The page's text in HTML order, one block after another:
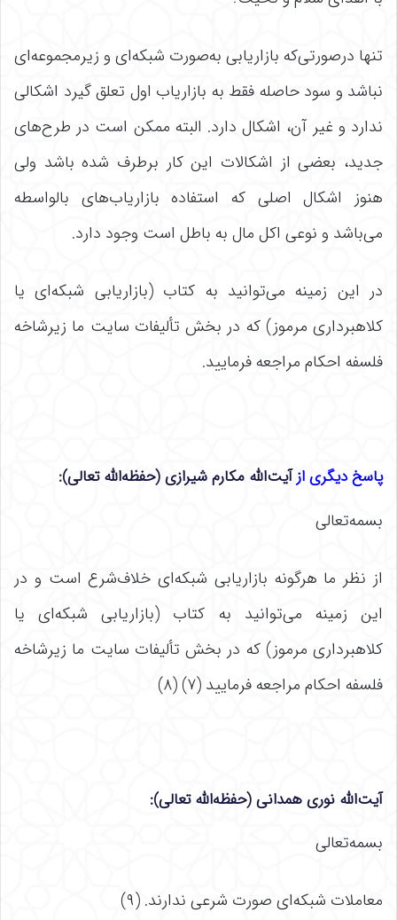
تنها درصورتی‌که بازاریابی به‌صورت شبکه‌ای و زیرمجموعه‌ای
نباشد و سود حاصله فقط به بازاریاب اول تعلق گیرد اشکالی
ندارد و غیر آن، اشکال دارد. البته ممکن است در طرح‌های
جدید، بعضی از اشکالات این کار برطرف شده باشد ولی
هنوز اشکال اصلی که استفاده بازاریاب‌های بالواسطه
می‌باشد و نوعی اکل مال به باطل است وجود دارد.
در این زمینه می‌توانید به کتاب (بازاریابی شبکه‌ای یا
کلاهبرداری مرموز) که در بخش تألیفات سایت ما زیرشاخه
فلسفه احکام مراجعه فرمایید.
پاسخ دیگری ازآیت‌الله مکارم شیرازی (حفظه‌الله تعالی):
بسمه‌تعالی
از نظر ما هرگونه بازاریابی شبکه‌ای خلاف‌شرع است و در
این زمینه می‌توانید به کتاب (بازاریابی شبکه‌ای یا
کلاهبرداری مرموز) که در بخش تألیفات سایت ما زیرشاخه
فلسفه احکام مراجعه فرمایید (۷) (۸)
آیت‌الله نوری همدانی (حفظه‌الله تعالی):
بسمه‌تعالی
معاملات شبکه‌ای صورت شرعی ندارند. (۹)